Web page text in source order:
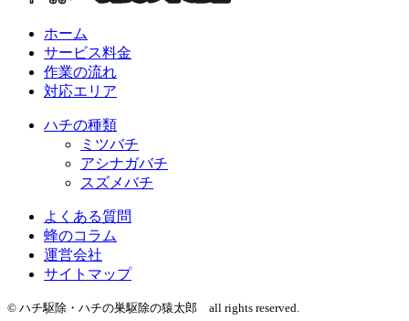
ホーム
サービス料金
作業の流れ
対応エリア
ハチの種類
ミツバチ
アシナガバチ
スズメバチ
よくある質問
蜂のコラム
運営会社
サイトマップ
© ハチ駆除・ハチの巣駆除の猿太郎 all rights reserved.